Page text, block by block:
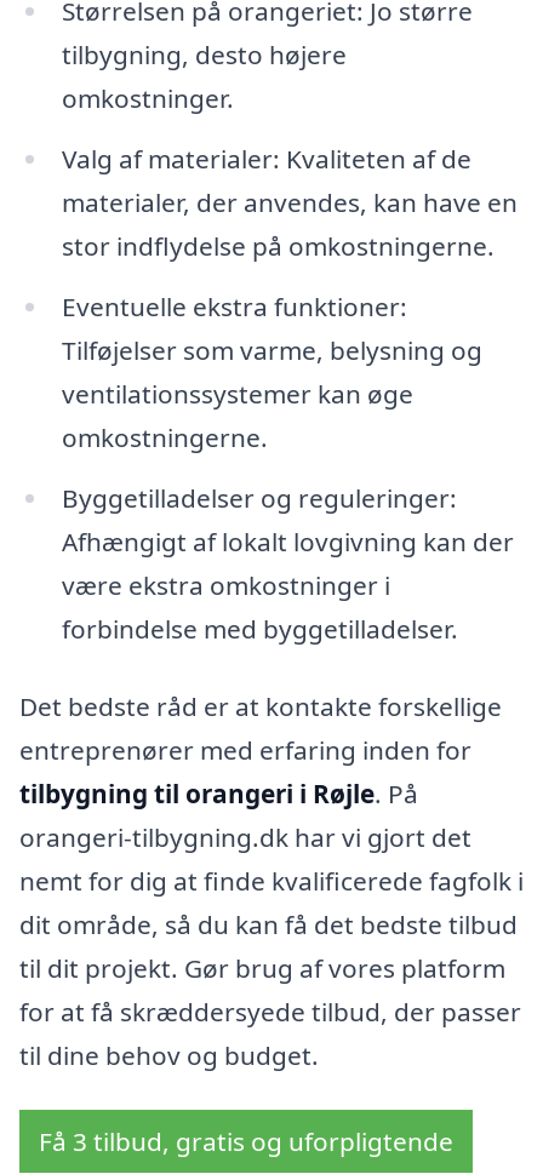
Størrelsen på orangeriet: Jo større
tilbygning, desto højere
omkostninger.
Valg af materialer: Kvaliteten af de
materialer, der anvendes, kan have en
stor indflydelse på omkostningerne.
Eventuelle ekstra funktioner:
Tilføjelser som varme, belysning og
ventilationssystemer kan øge
omkostningerne.
Byggetilladelser og reguleringer:
Afhængigt af lokalt lovgivning kan der
være ekstra omkostninger i
forbindelse med byggetilladelser.
Det bedste råd er at kontakte forskellige
entreprenører med erfaring inden for
tilbygning til orangeri i Røjle. På
orangeri-tilbygning.dk har vi gjort det
nemt for dig at finde kvalificerede fagfolk i
dit område, så du kan få det bedste tilbud
til dit projekt. Gør brug af vores platform
for at få skræddersyede tilbud, der passer
til dine behov og budget.
Få 3 tilbud, gratis og uforpligtende